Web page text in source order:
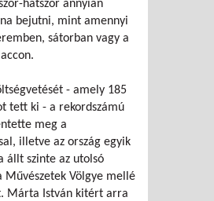
hatszor annyian
bejutni, mint amennyi
sátorban vagy a
- amely 185
tett ki - a rekordszámú
meg a
illetve az ország egyik
állt szinte az utolsó
Művészetek Völgye mellé
Márta István kitért arra